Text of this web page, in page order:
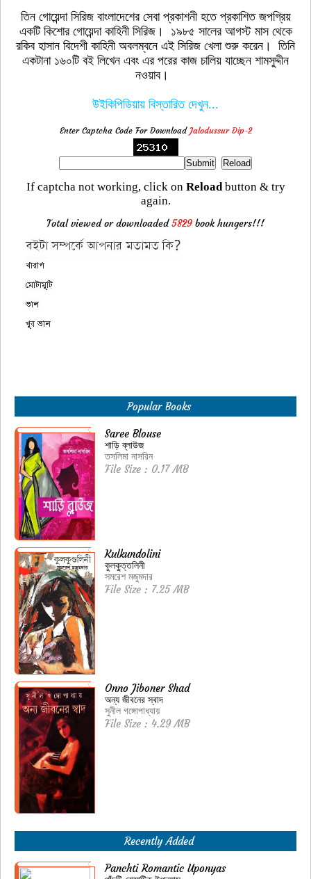
তিন গোয়েন্দা সিরিজ বাংলাদেশের সেবা প্রকাশনী হতে প্রকাশিত জপগ্রিয়
একটি কিশোর গোয়েন্দা কাহিনী সিরিজ। ১৯৮৫ সালের আগস্ট মাস থেকে
রকিব হাসান বিদেশী কাহিনী অবলম্বনে এই সিরিজ খেলা শুরু করেন। তিনি
একটানা ১৬০টি বই লিখেন এবং এর পরের কাজ চালিয় যাচ্ছেন শামসুদ্দীন
নওয়াব।
উইকিপিডিয়ায় বিস্তারিত দেখুন...
Enter Captcha Code For Download Jalodussur Dip-2
If captcha not working, click on Reloadbutton & try
again.
Total viewed or downloaded5829 book hungers!!!
Popular Books
Saree Blouse
শাড়ি ব্লাউজ
তসলিমা নাসরিন
File Size : 0.17 MB
Kulkundolini
কুলকু্ত্তলিনী
সমরেশ মজুমদার
File Size : 7.25 MB
Onno Jiboner Shad
অন্য জীবনের স্বাদ
সুনীল গঙ্গোপাধ্যায়
File Size : 4.29 MB
Recently Added
Panchti Romantic Uponyas